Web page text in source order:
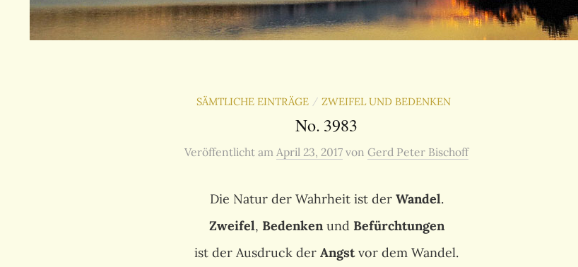
SÄMTLICHE EINTRÄGE / ZWEIFEL UND BEDENKEN
No. 3983
Veröffentlicht am April 23, 2017 von Gerd Peter Bischoff
Die Natur der Wahrheit ist der Wandel.
Zweifel, Bedenkenund Befürchtungen
ist der Ausdruck der Angstvor dem Wandel.